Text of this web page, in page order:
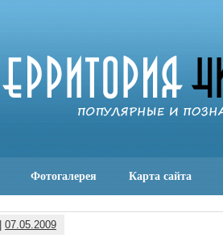
Фотогалерея Карта сайта
07.05.2009